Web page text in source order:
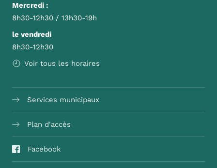
Mercredi :
8h30-12h30 / 13h30-19h
le vendredi
8h30-12h30
Voir tous les horaires
Services municipaux
Plan d'accès
Facebook